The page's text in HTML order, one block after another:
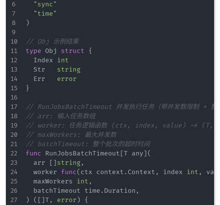
"sync"
"time"
)
// Obj 示例结果
type Obj struct
{
	Index
int
	Str
string
	Err
error
}
// RunJobsBatchTimeout 并发执行任务（带并发数限制 + 整
// arr: 输入任务数组
// worker: 任务逻辑函数 (ctx, index, value) -> (T,
// maxWorkers: 最大并发数
// batchTimeout: 整个批次的超时时间
func RunJobsBatchTimeout [T any] (
	arr
[ ] string,
	worker
func( ctx context . Context , index int ,
	maxWorkers
int ,
	batchTimeout time
. Duration ,
)
( [ ]T, error )
{